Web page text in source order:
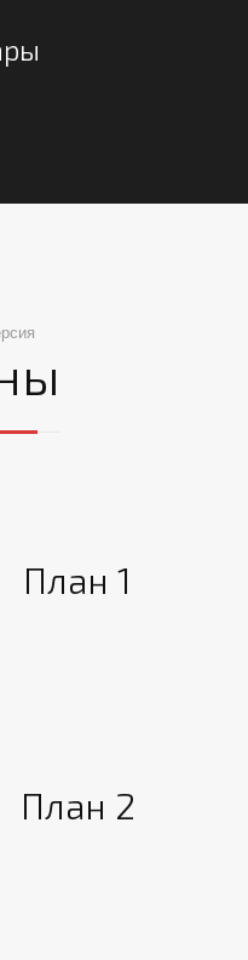
План 1
План 2